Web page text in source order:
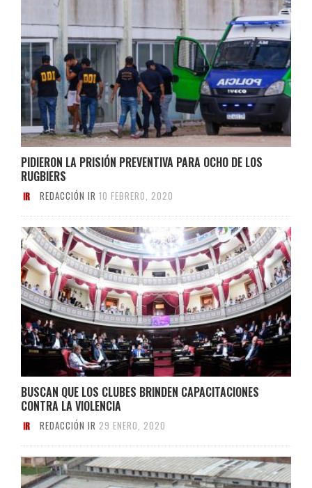
PIDIERON LA PRISIÓN PREVENTIVA PARA OCHO DE LOS
RUGBIERS
REDACCIÓN IR 10 FEBRERO, 2020
BUSCAN QUE LOS CLUBES BRINDEN CAPACITACIONES
CONTRA LA VIOLENCIA
REDACCIÓN IR 29 ENERO, 2020